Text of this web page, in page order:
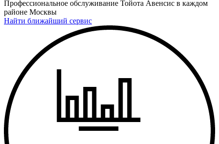
Профессиональное обслуживание Тойота Авенсис в каждом
районе Москвы
Найти ближайший сервис